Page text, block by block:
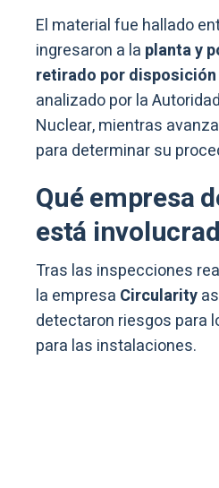
El material fue hallado
ingresaron a la planta y
retirado por
analizado por la
Nuclear, mientras
para determinar su
Qué empresa
está
Tras las inspecciones
la empresa Circularity
detectaron riesgos para
para las instalaciones.